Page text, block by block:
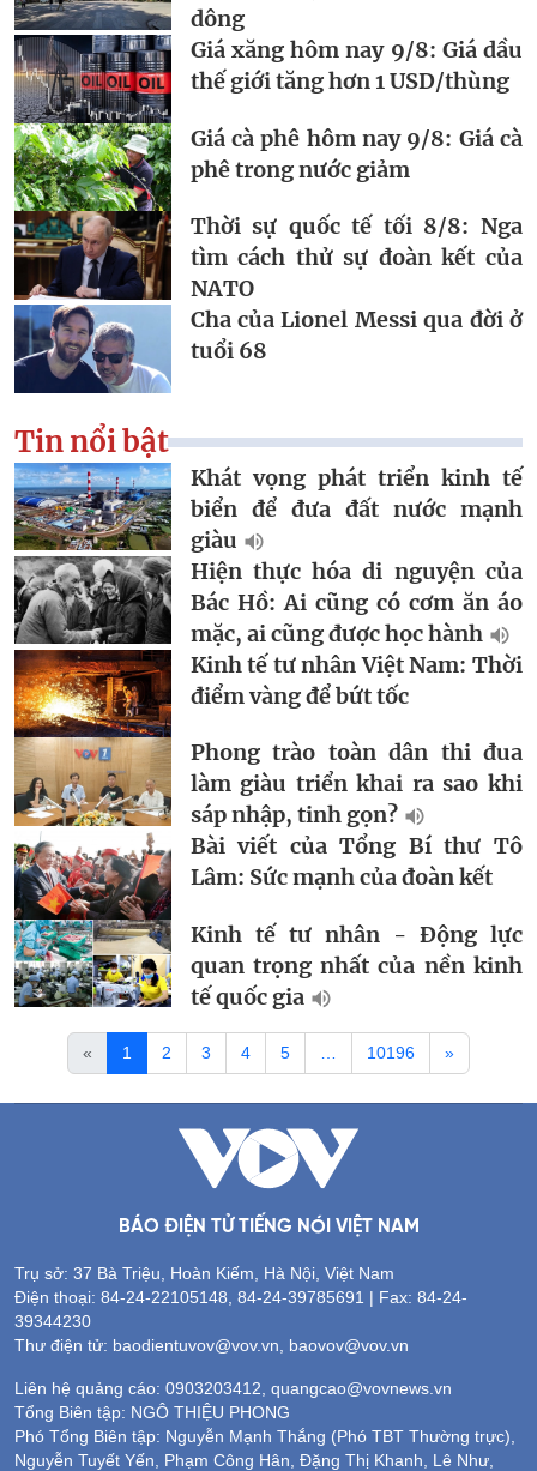
dông
Giá xăng hôm nay 9/8: Giá dầu
thế giới tăng hơn 1 USD/thùng
Giá cà phê hôm nay 9/8: Giá cà
phê trong nước giảm
Thời sự quốc tế tối 8/8: Nga
tìm cách thử sự đoàn kết của
NATO
Cha của Lionel Messi qua đời ở
tuổi 68
Tin nổi bật
Khát vọng phát triển kinh tế
biển để đưa đất nước mạnh
giàu
Hiện thực hóa di nguyện của
Bác Hồ: Ai cũng có cơm ăn áo
mặc, ai cũng được học hành
Kinh tế tư nhân Việt Nam: Thời
điểm vàng để bứt tốc
Phong trào toàn dân thi đua
làm giàu triển khai ra sao khi
sáp nhập, tinh gọn?
Bài viết của Tổng Bí thư Tô
Lâm: Sức mạnh của đoàn kết
Kinh tế tư nhân - Động lực
quan trọng nhất của nền kinh
tế quốc gia
« 1 2 3 4 5 10196 »
BÁO ĐIỆN TỬ TIẾNG NÓI VIỆT NAM
Trụ sở: 37 Bà Triệu, Hoàn Kiếm, Hà Nội, Việt Nam
Điện thoại: 84-24-22105148, 84-24-39785691 | Fax: 84-24-
39344230
Thư điện tử: baodientuvov@vov.vn, baovov@vov.vn
Liên hệ quảng cáo: 0903203412, quangcao@vovnews.vn
Tổng Biên tập: NGÔ THIỆU PHONG
Phó Tổng Biên tập: Nguyễn Mạnh Thắng (Phó TBT Thường trực),
Nguyễn Tuyết Yến, Phạm Công Hân, Đặng Thị Khanh, Lê Như,